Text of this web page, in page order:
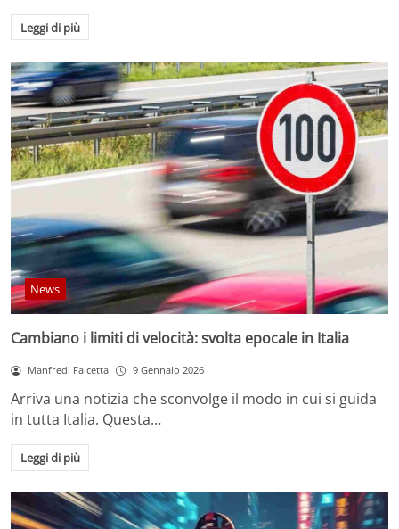
Leggi di più
News
Cambiano i limiti di velocità: svolta epocale in Italia
Manfredi Falcetta 9 Gennaio 2026
Arriva una notizia che sconvolge il modo in cui si guida
in tutta Italia. Questa…
Leggi di più